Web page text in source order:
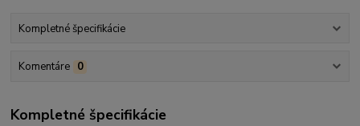
Kompletné špecifikácie
Komentáre 0
Kompletné špecifikácie